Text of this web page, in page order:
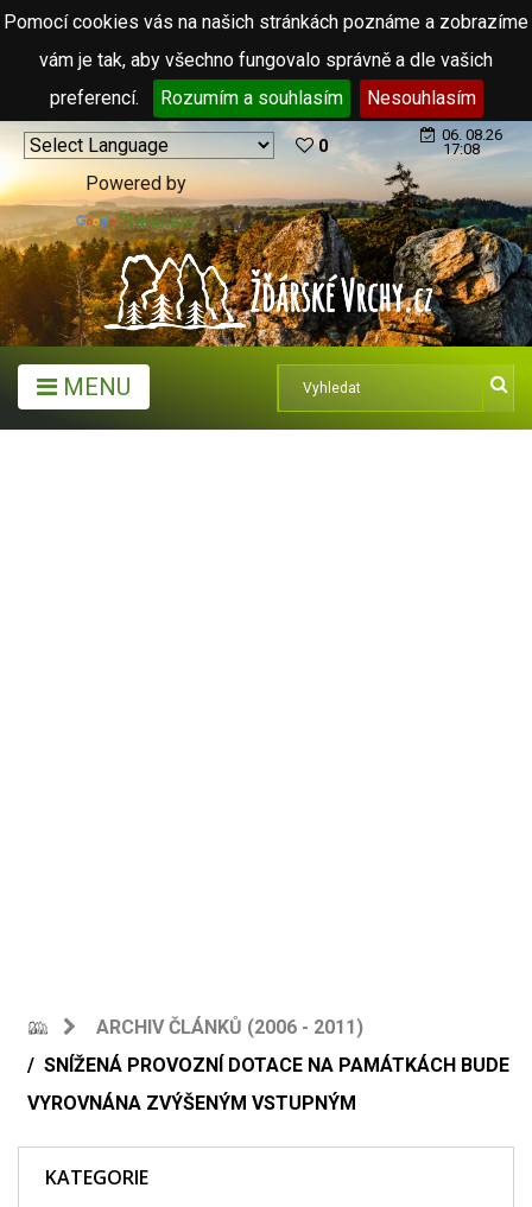
Pomocí cookies vás na našich stránkách poznáme a zobrazíme
vám je tak, aby všechno fungovalo správně a dle vašich
preferencí.
Rozumím a souhlasím Nesouhlasím
Powered by
Translate
0
06. 08.26
17:08
MENU
ARCHIV ČLÁNKŮ (2006 - 2011)
SNÍŽENÁ PROVOZNÍ DOTACE NA PAMÁTKÁCH BUDE
VYROVNÁNA ZVÝŠENÝM VSTUPNÝM
KATEGORIE